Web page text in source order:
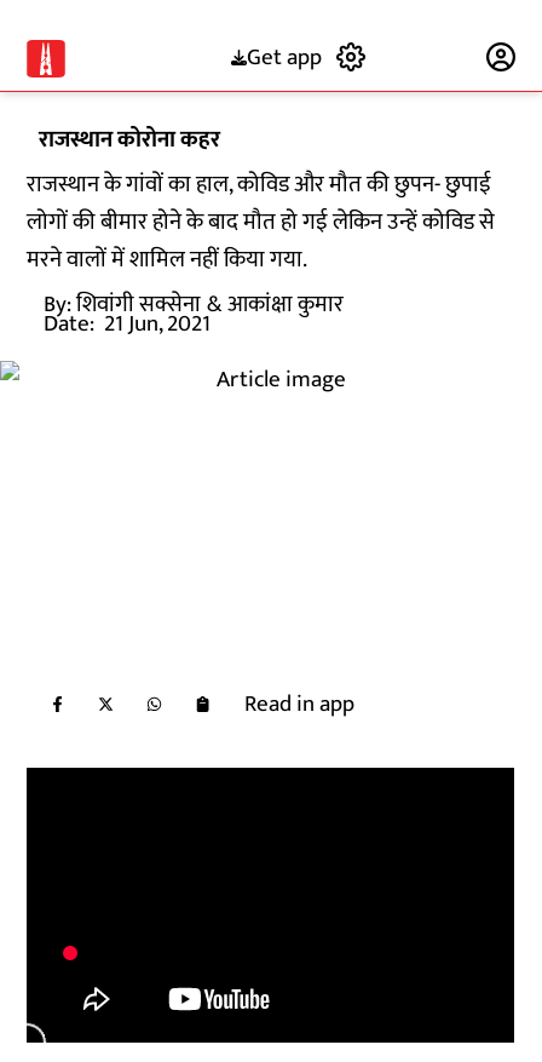
Get app
राजस्थान कोरोना कहर
राजस्थान के गांवों का हाल, कोविड और मौत की छुपन- छुपाई
लोगों की बीमार होने के बाद मौत हो गई लेकिन उन्हें कोविड से
मरने वालों में शामिल नहीं किया गया.
By:शिवांगी सक्सेना& आकांक्षा कुमार
Date: 21 Jun, 2021
Read in app